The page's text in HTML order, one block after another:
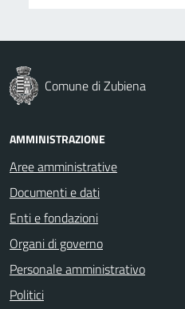
Comune di Zubiena
AMMINISTRAZIONE
Aree amministrative
Documenti e dati
Enti e fondazioni
Organi di governo
Personale amministrativo
Politici